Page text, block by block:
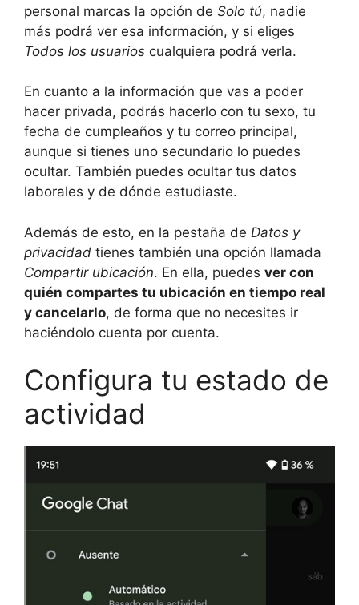
personal marcas la opción de Solo tú, nadie
más podrá ver esa información, y si eliges
Todos los usuarios cualquiera podrá verla.
En cuanto a la información que vas a poder
hacer privada, podrás hacerlo con tu sexo, tu
fecha de cumpleaños y tu correo principal,
aunque si tienes uno secundario lo puedes
ocultar. También puedes ocultar tus datos
laborales y de dónde estudiaste.
Además de esto, en la pestaña de Datos y
privacidad tienes también una opción llamada
Compartir ubicación. En ella, puedes ver con
quién compartes tu ubicación en tiempo real
y cancelarlo, de forma que no necesites ir
haciéndolo cuenta por cuenta.
Configura tu estado de
actividad